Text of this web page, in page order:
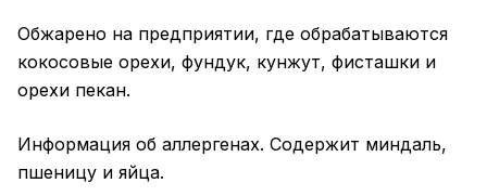
Обжарено на предприятии, где обрабатываются
кокосовые орехи, фундук, кунжут, фисташки и
орехи пекан.
Информация об аллергенах. Содержит миндаль,
пшеницу и яйца.